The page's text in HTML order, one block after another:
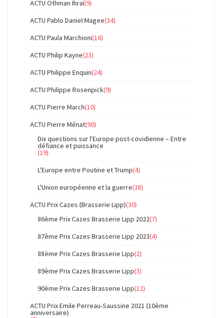
ACTU Othman Ihraï(9)
ACTU Pablo Daniel Magee(34)
ACTU Paula Marchioni(16)
ACTU Philip Kayne(23)
ACTU Philippe Enquin(24)
ACTU Philippe Rosenpick(9)
ACTU Pierre March(10)
ACTU Pierre Ménat(90)
Dix questions sur l'Europe post-covidienne – Entre
défiance et puissance
(19)
L'Europe entre Poutine et Trump(4)
L'Union européenne et la guerre(38)
ACTU Prix Cazes (Brasserie Lipp)(30)
86ème Prix Cazes Brasserie Lipp 2022(7)
87ème Prix Cazes Brasserie Lipp 2023(4)
88ème Prix Cazes Brasserie Lipp(2)
89ème Prix Cazes Brasserie Lipp(3)
90ème Prix Cazes Brasserie Lipp(12)
ACTU Prix Emile Perreau-Saussine 2021 (10ème
anniversaire)